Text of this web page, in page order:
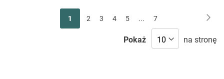
Aktualnie
1 Strona
2 Strona
3 Strona
4 Strona
5 ... Strona
7
Pokaż na stronę